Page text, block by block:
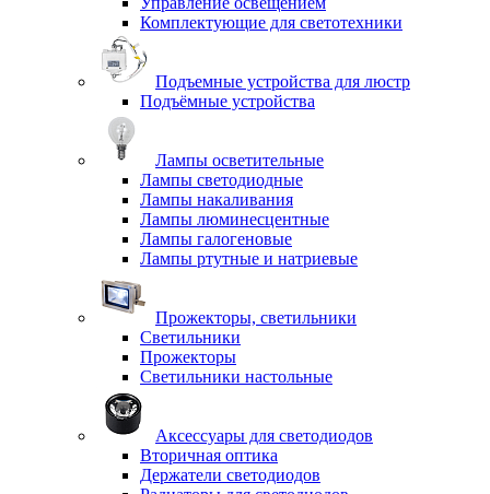
Комплектующие для светотехники
Подъемные устройства для люстр
Подъёмные устройства
Лампы осветительные
Лампы светодиодные
Лампы накаливания
Лампы люминесцентные
Лампы галогеновые
Лампы ртутные и натриевые
Прожекторы, светильники
Светильники
Прожекторы
Светильники настольные
Аксессуары для светодиодов
Вторичная оптика
Держатели светодиодов